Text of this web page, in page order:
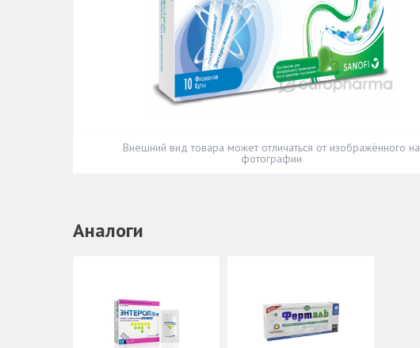
Внешний вид товара может отличаться от изображённого на
фотографии
Аналоги